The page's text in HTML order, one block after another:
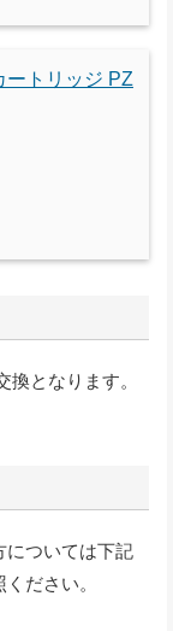
ートリッジ PZ
となります。
については下記
ださい。